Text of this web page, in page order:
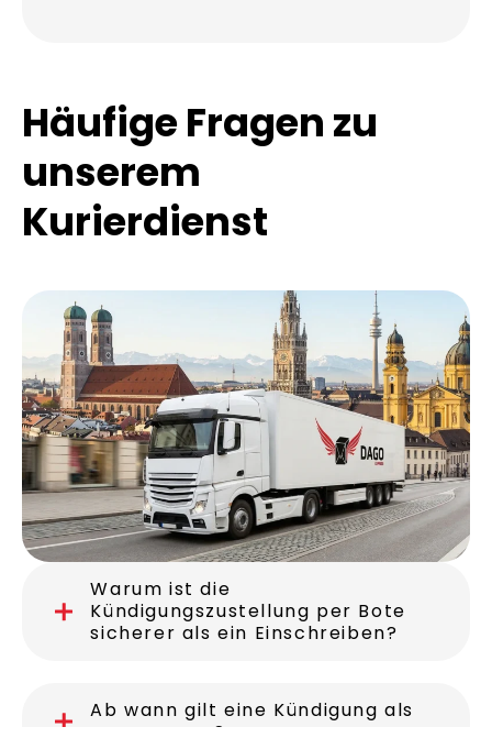
Häufige Fragen zu
unserem
Kurierdienst
Warum ist die
Kündigungszustellung per Bote
sicherer als ein Einschreiben?
Ab wann gilt eine Kündigung als
zugegangen?